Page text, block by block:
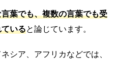
葉でも、複数の言葉でも受
いると論じています。
シア、アフリカなどでは、